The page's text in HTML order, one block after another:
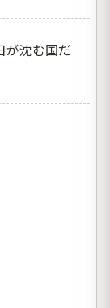
が沈む国だ